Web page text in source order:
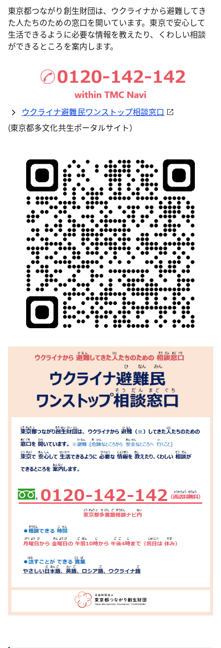
東京都つながり創生財団は、ウクライナから避難してき
た人たちのための窓口を開いています。東京で安心して
生活できるように必要な情報を教えたり、くわしい相談
ができるところを案内します。
ウクライナ避難民ワンストップ相談窓口
(東京都多文化共生ポータルサイト）